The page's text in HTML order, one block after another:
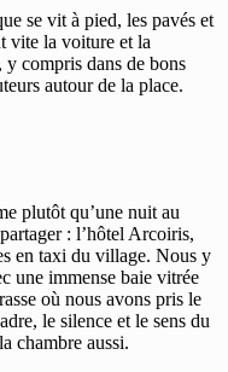
se vit à pied, les pavés et
vite la voiture et la
compris dans de bons
autour de la place.
plutôt qu’une nuit au
: l’hôtel Arcoiris,
en taxi du village. Nous y
une immense baie vitrée
où nous avons pris le
le silence et le sens du
chambre aussi.